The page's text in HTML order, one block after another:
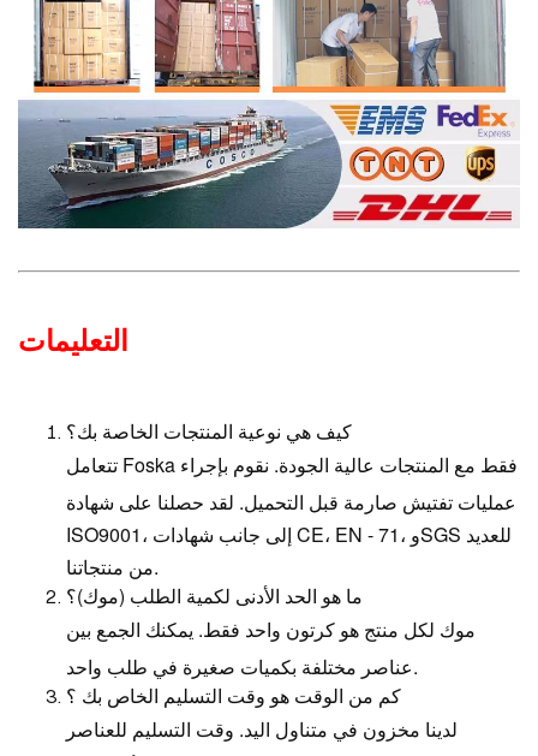
التعليمات
كيف هي نوعية المنتجات الخاصة بك؟
تتعامل Foska فقط مع المنتجات عالية الجودة. نقوم بإجراء
عمليات تفتيش صارمة قبل التحميل. لقد حصلنا على شهادة
ISO9001، إلى جانب شهادات CE، EN - 71، وSGS للعديد
ما هو الحد الأدنى لكمية الطلب (موك)؟
موك لكل منتج هو كرتون واحد فقط. يمكنك الجمع بين
كم من الوقت هو وقت التسليم الخاص بك ؟
لدينا مخزون في متناول اليد. وقت التسليم للعناصر